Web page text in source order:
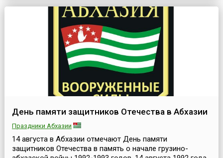
который в 2004 году придумал этот праздник с целью
привлечения внимания к угрозам, которым подвер...
День памяти защитников Отечества в Абхазии
Праздники Абхазии
14 августа в Абхазии отмечают День памяти
защитников Отечества в память о начале грузино-